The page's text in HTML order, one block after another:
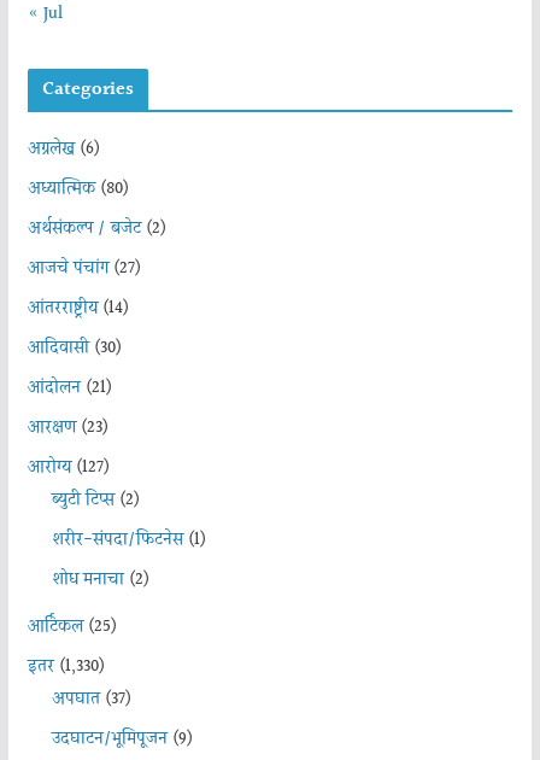
« Jul
Categories
अग्रलेख(6)
अध्यात्मिक(80)
अर्थसंकल्प / बजेट(2)
आजचे पंचांग(27)
आंतरराष्ट्रीय(14)
आदिवासी(30)
आंदोलन(21)
आरक्षण(23)
आरोग्य(127)
ब्युटी टिप्स(2)
शरीर-संपदा/फिटनेस(1)
शोध मनाचा(2)
आर्टिकल(25)
इतर(1,330)
अपघात(37)
उदघाटन/भूमिपूजन(9)